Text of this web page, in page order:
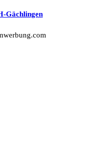
Gächlingen